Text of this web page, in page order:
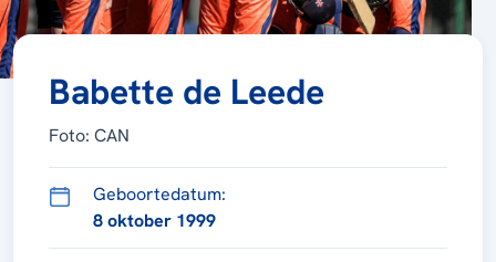
Babette de Leede
Foto: CAN
Geboortedatum:
8 oktober 1999